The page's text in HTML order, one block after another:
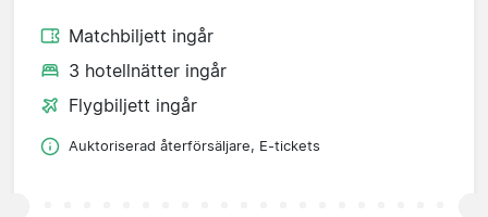
Matchbiljett ingår
3 hotellnätter ingår
Flygbiljett ingår
Auktoriserad återförsäljare, E-tickets